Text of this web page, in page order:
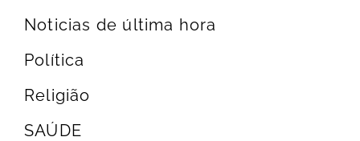
Noticias de última hora
Política
Religião
SAÚDE